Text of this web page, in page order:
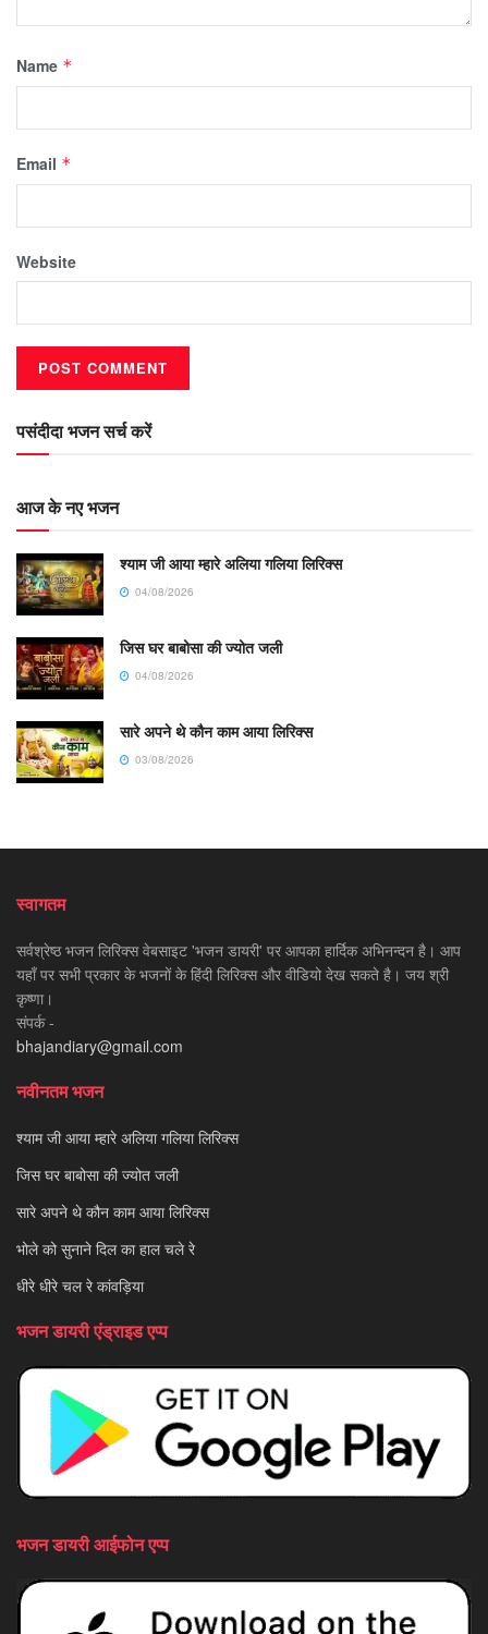
Name *
Email *
Website
पसंदीदा भजन सर्च करें
आज के नए भजन
श्याम जी आया म्हारे अलिया गलिया लिरिक्स
04/08/2026
जिस घर बाबोसा की ज्योत जली
04/08/2026
सारे अपने थे कौन काम आया लिरिक्स
03/08/2026
स्वागतम
सर्वश्रेष्ठ भजन लिरिक्स वेबसाइट 'भजन डायरी' पर आपका हार्दिक अभिनन्दन है। आप
यहाँ पर सभी प्रकार के भजनों के हिंदी लिरिक्स और वीडियो देख सकते है। जय श्री
कृष्णा।
संपर्क -
bhajandiary@gmail.com
नवीनतम भजन
श्याम जी आया म्हारे अलिया गलिया लिरिक्स
जिस घर बाबोसा की ज्योत जली
सारे अपने थे कौन काम आया लिरिक्स
भोले को सुनाने दिल का हाल चले रे
धीरे धीरे चल रे कांवड़िया
भजन डायरी एंड्राइड एप्प
भजन डायरी आईफोन एप्प